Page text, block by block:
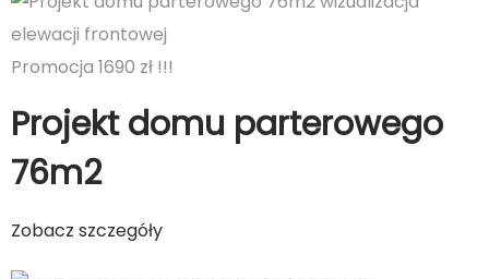
Promocja 1690 zł !!!
Projekt domu parterowego
76m2
Zobacz szczegóły